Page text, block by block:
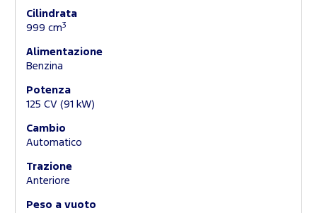
Cilindrata
999 cm3
Alimentazione
Benzina
Potenza
125 CV (91 kW)
Cambio
Automatico
Trazione
Anteriore
Peso a vuoto